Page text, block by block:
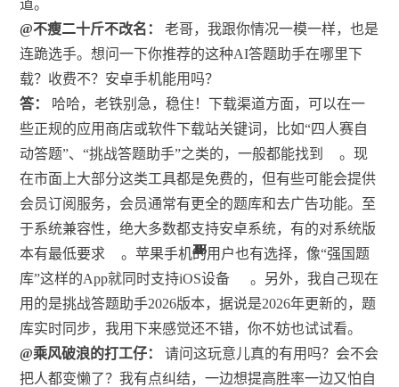
1
6
18
8
26
26
6
47
道。
@不瘦二十斤不改名：
老哥，我跟你情况一模一样，也是
连跪选手。想问一下你推荐的这种AI答题助手在哪里下
载？收费不？安卓手机能用吗？
答：
哈哈，老铁别急，稳住！下载渠道方面，可以在一
些正规的应用商店或软件下载站关键词，比如“四人赛自
动答题”、“挑战答题助手”之类的，一般都能找到
2
。现
在市面上大部分这类工具都是免费的，但有些可能会提供
会员订阅服务，会员通常有更全的题库和去广告功能。至
于系统兼容性，绝大多数都支持安卓系统，有的对系统版
本有最低要求
2
。苹果手机的用户也有选择，像“强国题
库”这样的App就同时支持iOS设备
28
。另外，我自己现在
用的是挑战答题助手2026版本，据说是2026年更新的，题
库实时同步，我用下来感觉还不错，你不妨也试试看。
@乘风破浪的打工仔：
请问这玩意儿真的有用吗？会不会
把人都变懒了？我有点纠结，一边想提高胜率一边又怕自
17